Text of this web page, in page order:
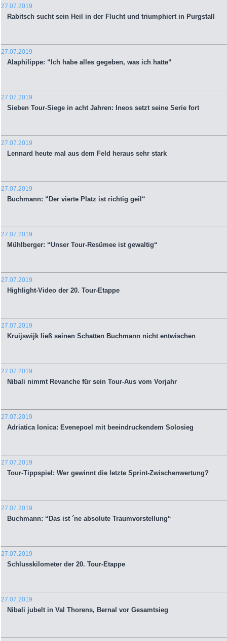
27.07.2019
Rabitsch sucht sein Heil in der Flucht und triumphiert in Purgstall
27.07.2019
Alaphilippe: “Ich habe alles gegeben, was ich hatte“
27.07.2019
Sieben Tour-Siege in acht Jahren: Ineos setzt seine Serie fort
27.07.2019
Lennard heute mal aus dem Feld heraus sehr stark
27.07.2019
Buchmann: “Der vierte Platz ist richtig geil“
27.07.2019
Mühlberger: “Unser Tour-Resümee ist gewaltig“
27.07.2019
Highlight-Video der 20. Tour-Etappe
27.07.2019
Kruijswijk ließ seinen Schatten Buchmann nicht entwischen
27.07.2019
Nibali nimmt Revanche für sein Tour-Aus vom Vorjahr
27.07.2019
Adriatica Ionica: Evenepoel mit beeindruckendem Solosieg
27.07.2019
Tour-Tippspiel: Wer gewinnt die letzte Sprint-Zwischenwertung?
27.07.2019
Buchmann: “Das ist ´ne absolute Traumvorstellung“
27.07.2019
Schlusskilometer der 20. Tour-Etappe
27.07.2019
Nibali jubelt in Val Thorens, Bernal vor Gesamtsieg